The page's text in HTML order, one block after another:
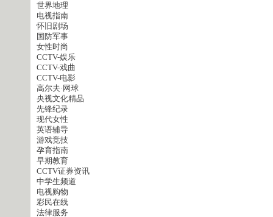
世界地理
电视指南
怀旧剧场
国防军事
女性时尚
CCTV-娱乐
CCTV-戏曲
CCTV-电影
高尔夫·网球
央视文化精品
先锋纪录
现代女性
英语辅导
游戏竞技
孕育指南
早期教育
CCTV证券资讯
中学生频道
电视购物
彩民在线
法律服务